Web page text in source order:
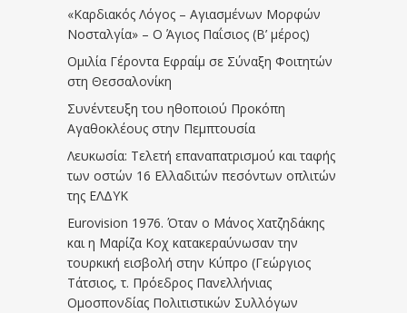
«Καρδιακός Λόγος – Αγιασμένων Μορφών
Νοσταλγία» – Ο Άγιος Παΐσιος (Β’ μέρος)
Ομιλία Γέροντα Εφραίμ σε Σύναξη Φοιτητών
στη Θεσσαλονίκη
Συνέντευξη του ηθοποιού Προκόπη
Αγαθοκλέους στην Πεμπτουσία
Λευκωσία: Τελετή επαναπατρισμού και ταφής
των οστών 16 Ελλαδιτών πεσόντων οπλιτών
της ΕΛΔΥΚ
Eurovision 1976. Όταν ο Μάνος Χατζηδάκης
και η Μαρίζα Κοχ κατακεραύνωσαν την
τουρκική εισβολή στην Κύπρο (Γεώργιος
Τάτσιος, τ. Πρόεδρος Πανελλήνιας
Ομοσπονδίας Πολιτιστικών Συλλόγων